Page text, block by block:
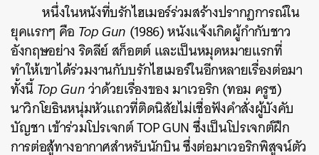
หนึ่งในหนังที่บรักไฮเมอร์ร่วมสร้างปรากฏการณ์ใน
ยุคแรกๆ คือ Top Gun (1986) หนังแจ้งเกิดผู้กำกับชาว
อังกฤษอย่าง ริดลีย์ สก็อตต์ และเป็นหมุดหมายแรกที่
ทำให้เขาได้ร่วมงานกับบรักไฮเมอร์ในอีกหลายเรื่องต่อมา
ทั้งนี้Top Gunว่าด้วยเรื่องของ มาเวอริก (ทอม ครูซ)
นาวิกโยธินหนุ่มหัวแถวที่ติดนิสัยไม่เชื่อฟังคำสั่งผู้บังคับ
บัญชา เข้าร่วมโปรเจกต์ TOP GUN ซึ่งเป็นโปรเจกต์ฝึก
การต่อสู้ทางอากาศสำหรับนักบิน ซึ่งต่อมาเวอริกพิสูจน์ตัว